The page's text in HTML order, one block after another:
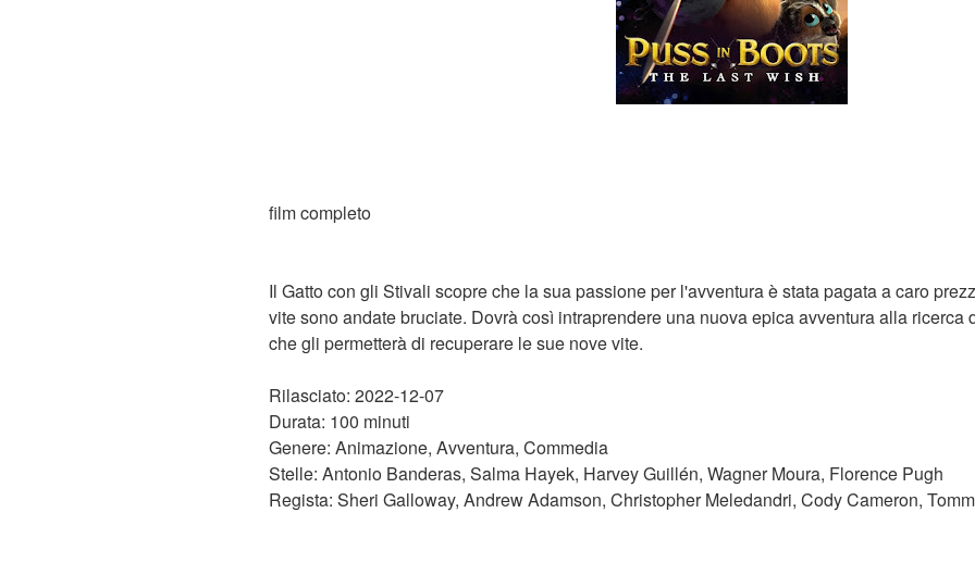
film completo
Il Gatto con gli Stivali scopre che la sua passione per l'avventura è stata pagata a caro
vite sono andate bruciate. Dovrà così intraprendere una nuova epica avventura alla ricerca
che gli permetterà di recuperare le sue nove vite.
Rilasciato: 2022-12-07
Durata: 100 minuti
Genere: Animazione, Avventura, Commedia
Stelle: Antonio Banderas, Salma Hayek, Harvey Guillén, Wagner Moura, Florence Pugh
Regista: Sheri Galloway, Andrew Adamson, Christopher Meledandri, Cody Cameron,